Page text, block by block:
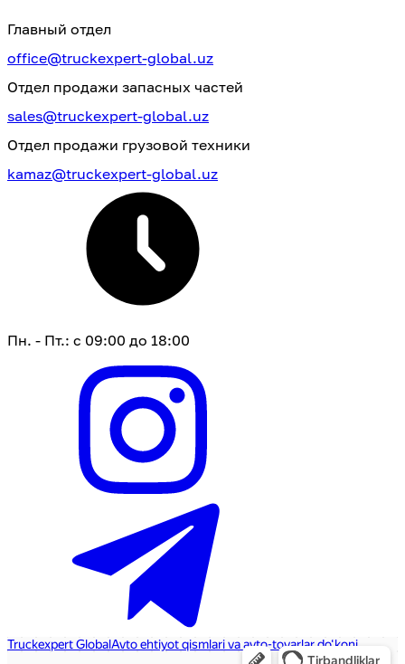
Главный отдел
office@truckexpert-global.uz
Отдел продажи запасных частей
sales@truckexpert-global.uz
Отдел продажи грузовой техники
kamaz@truckexpert-global.uz
Пн. - Пт.: с 09:00 до 18:00